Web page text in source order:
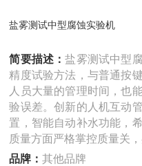
盐雾测试中型腐蚀实验机
简要描述：盐雾测试中型
精度试验方法，与普通按
人员大量的管理时间，也
验误差。创新的人机互动
置，智能自动补水功能，
质量方面严格掌控质量关
品牌：其他品牌